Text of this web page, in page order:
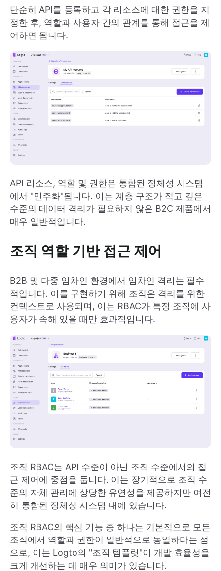
단순히 API를 등록하고 각 리소스에 대한 권한을 지
정한 후, 역할과 사용자 간의 관계를 통해 접근을 제
어하면 됩니다.
API 리소스, 역할 및 권한은 통합된 정체성 시스템
에서 "민주화"됩니다. 이는 계층 구조가 적고 깊은
수준의 데이터 격리가 필요하지 않은 B2C 제품에서
매우 일반적입니다.
조직 역할 기반 접근 제어
B2B 및 다중 임차인 환경에서 임차인 격리는 필수
적입니다. 이를 구현하기 위해 조직은 격리를 위한
컨텍스트로 사용되며, 이는 RBAC가 특정 조직에 사
용자가 속해 있을 때만 효과적입니다.
조직 RBAC는 API 수준이 아닌 조직 수준에서의 접
근 제어에 중점을 둡니다. 이는 장기적으로 조직 수
준의 자체 관리에 상당한 유연성을 제공하지만 여전
히 통합된 정체성 시스템 내에 있습니다.
조직 RBAC의 핵심 기능 중 하나는 기본적으로 모든
조직에서 역할과 권한이 일반적으로 동일하다는 점
으로, 이는 Logto의 "조직 템플릿"이 개발 효율성을
크게 개선하는 데 매우 의미가 있습니다.